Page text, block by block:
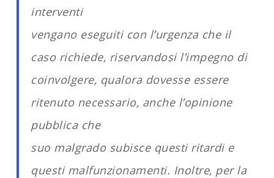
interventi
vengano eseguiti con l’urgenza che il
caso richiede, riservandosi l’impegno di
coinvolgere, qualora dovesse essere
ritenuto necessario, anche l’opinione
pubblica che
suo malgrado subisce questi ritardi e
questi malfunzionamenti. Inoltre, per la